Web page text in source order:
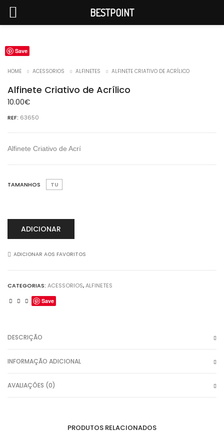
Save
HOME ACESSORIOS ALFINETES ALFINETE CRIATIVO DE ACRÍLICO
Alfinete Criativo de Acrílico
10.00€
REF: 63650
Alfinete Criativo de Acrí
TAMANHOS TU
ADICIONAR
ADICIONAR AOS FAVORITOS
CATEGORIAS: ACESSORIOS,ALFINETES
Save
DESCRIÇÃO
INFORMAÇÃO ADICIONAL
AVALIAÇÕES (0)
PRODUTOS RELACIONADOS
BESTPOINT